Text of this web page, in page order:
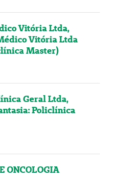
Vitória Ltda,
Vitória Ltda
Master)
Geral Ltda,
Policlínica
ONCOLOGIA